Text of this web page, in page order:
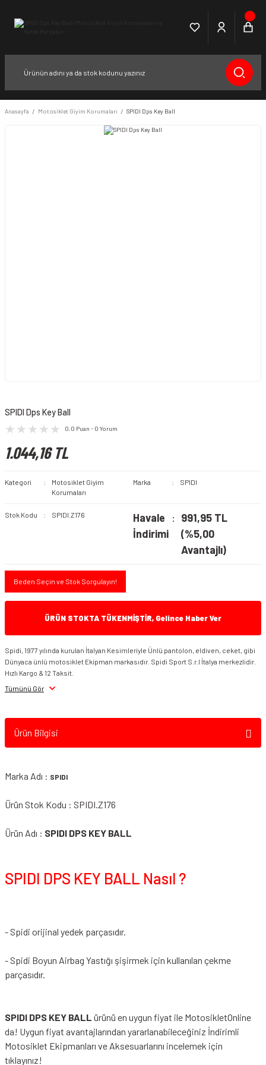
Anasayfa Motosiklet Giyim Korumaları SPIDI Dps Key Ball
SPIDI Dps Key Ball
0.0 Puan - 0 Yorum
1.044,16 TL
Kategori
Motosiklet Giyim
Korumaları
Marka SPIDI
Stok Kodu SPIDI.Z176
Havale
İndirimi
991,95 TL
(%5,00
Avantajlı)
Beden Seçin ve Stok Sorgulayın!
ÜRÜN STOKTA TÜKENMİŞTİR, Gelince Haber Ver
Spidi, 1977 yılında kurulan İtalyan Kesimleriyle Ünlü pantolon, eldiven, ceket, gibi
Dünyaca ünlü motosiklet Ekipman markasıdır. Spidi Sport S.r.l İtalya merkezlidir.
Hızlı Kargo & 12 Taksit.
Tümünü Gör
Ürün Bilgisi
Marka Adı : SPIDI
Ürün Stok Kodu : SPIDI.Z176
Ürün Adı : SPIDI DPS KEY BALL
SPIDI DPS KEY BALL Nasıl ?
- Spidi orijinal yedek parçasıdır.
- Spidi Boyun Airbag Yastığı şişirmek için kullanılan çekme
parçasıdır.
SPIDI DPS KEY BALL ürünü en uygun fiyat ile MotosikletOnline
da! Uygun fiyat avantajlarından yararlanabileceğiniz İndirimli
Motosiklet Ekipmanları ve Aksesuarlarını incelemek için
tıklayınız!